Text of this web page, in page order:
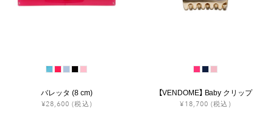
バレッタ (8 cm)
¥28,600 (税込)
【VENDOME】 Baby クリップ
¥18,700 (税込)